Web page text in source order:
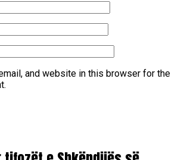
and website in this browser for the